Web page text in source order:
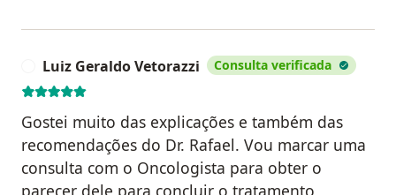
Luiz Geraldo Vetorazzi Consulta verificada
Gostei muito das explicações e também das
recomendações do Dr. Rafael. Vou marcar uma
consulta com o Oncologista para obter o